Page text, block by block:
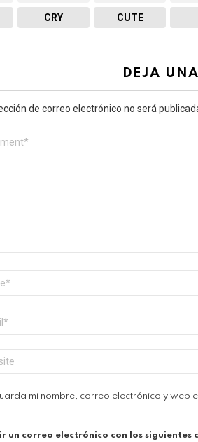
CRY CUTE
DEJA
de correo electrónico no será
mi nombre, correo electrónico y web
un correo electrónico con los